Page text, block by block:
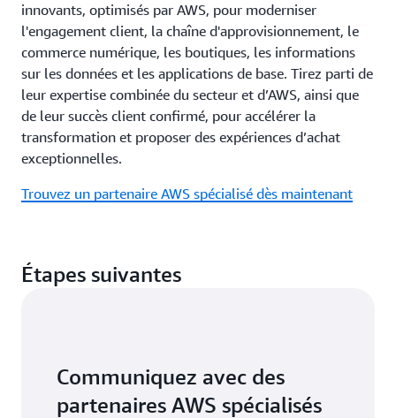
innovants, optimisés par AWS, pour moderniser
l'engagement client, la chaîne d'approvisionnement, le
commerce numérique, les boutiques, les informations
sur les données et les applications de base. Tirez parti de
leur expertise combinée du secteur et d’AWS, ainsi que
de leur succès client confirmé, pour accélérer la
transformation et proposer des expériences d’achat
exceptionnelles.
Trouvez un partenaire AWS spécialisé dès maintenant
Étapes suivantes
Communiquez avec des
partenaires AWS spécialisés